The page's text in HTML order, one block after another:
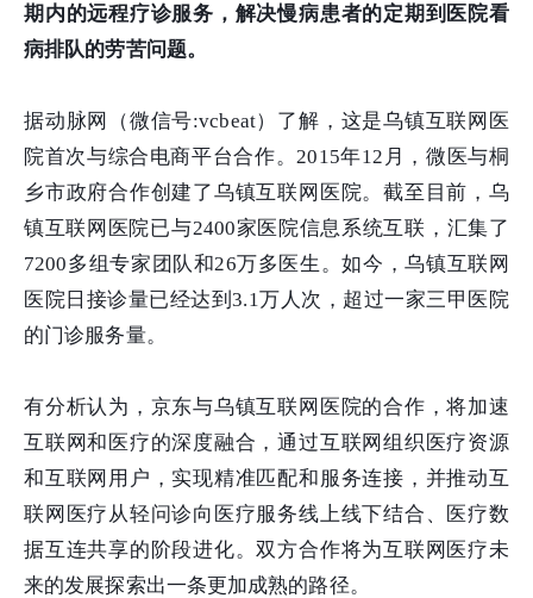
期内的远程疗诊服务，解决慢病患者的定期到医院看
病排队的劳苦问题。
据动脉网（微信号:vcbeat）了解，这是乌镇互联网医
院首次与综合电商平台合作。2015年12月，微医与桐
乡市政府合作创建了乌镇互联网医院。截至目前，乌
镇互联网医院已与2400家医院信息系统互联，汇集了
7200多组专家团队和26万多医生。如今，乌镇互联网
医院日接诊量已经达到3.1万人次，超过一家三甲医院
的门诊服务量。
有分析认为，京东与乌镇互联网医院的合作，将加速
互联网和医疗的深度融合，通过互联网组织医疗资源
和互联网用户，实现精准匹配和服务连接，并推动互
联网医疗从轻问诊向医疗服务线上线下结合、医疗数
据互连共享的阶段进化。双方合作将为互联网医疗未
来的发展探索出一条更加成熟的路径。